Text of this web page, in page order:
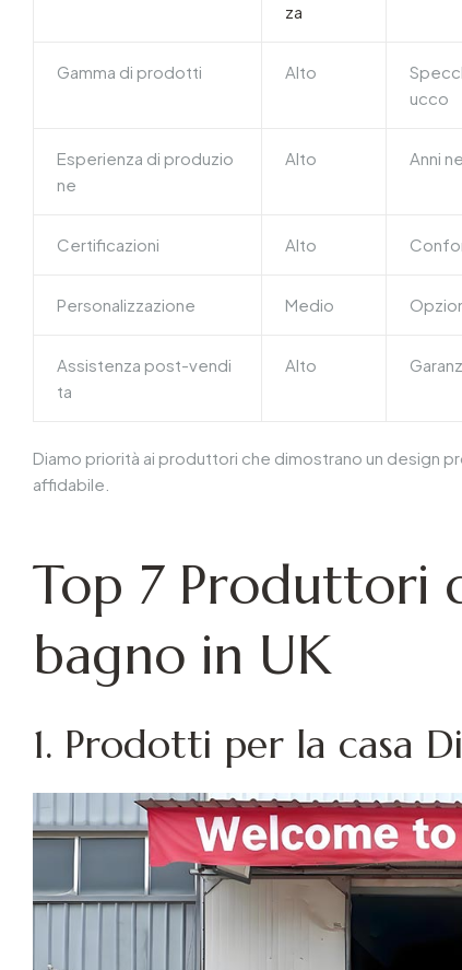
za
Gamma di prodotti Alto
ucco
Esperienza di produzio
ne
Alto Anni
Certificazioni Alto
Personalizzazione Medio
Assistenza post-vendi
ta
Alto
Diamo priorità ai produttori che dimostrano un design
affidabile.
Top 7 Produttori
bagno in UK
1. Prodotti per la casa